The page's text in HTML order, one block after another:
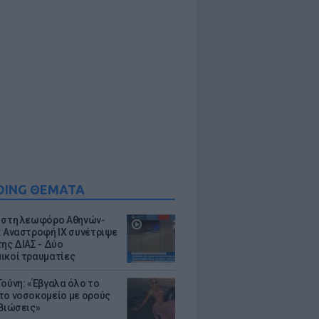
ΘΕΜΑΤΑ
στη λεωφόρο Αθηνών-
Αναστροφή ΙΧ συνέτριψε
ΔΙΑΣ - Δύο
τραυματίες
«Έβγαλα όλο το
νοσοκομείο με ορούς